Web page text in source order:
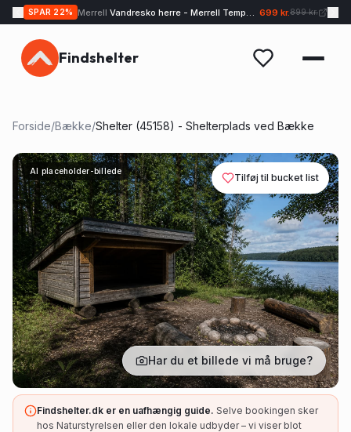
SPAR 22% Merrell Vandresko herre - Merrell Tempo EXP - Sand 699 kr.899 kr.
Findshelter
Forside/Bække/Shelter (45158) - Shelterplads ved Bække
AI placeholder-billede
Tilføj til bucket list
Har du et billede vi må bruge?
Findshelter.dk er en uafhængig guide. Selve bookingen sker
hos Naturstyrelsen eller den lokale udbyder – vi viser blot